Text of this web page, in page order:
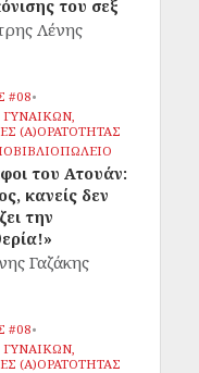
του σεξ
Λένης
#08•
(Α)ΟΡΑΤΟΤΗΤΑΣ
του Ατουάν:
κανείς δεν
την
Γαζάκης
#08•
(Α)ΟΡΑΤΟΤΗΤΑΣ